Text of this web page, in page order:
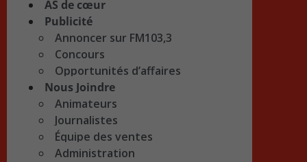
AS de cœur
Publicité
Annoncer sur FM103,3
Concours
Opportunités d’affaires
Nous Joindre
Animateurs
Journalistes
Équipe des ventes
Administration